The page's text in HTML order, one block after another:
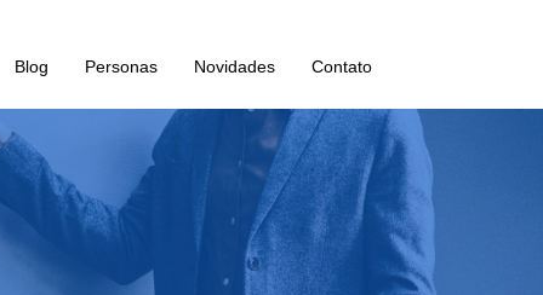
Blog Personas Novidades Contato